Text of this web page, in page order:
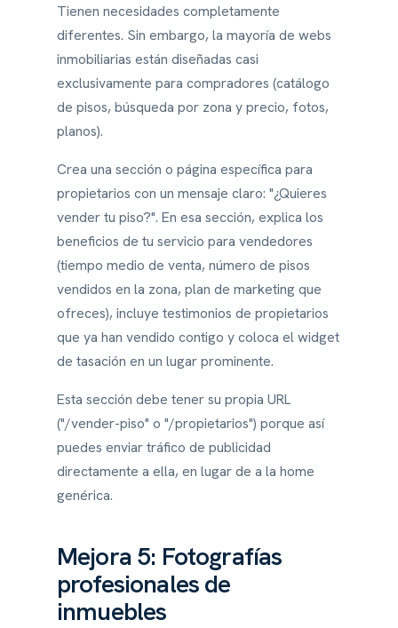
Tienen necesidades completamente
diferentes. Sin embargo, la mayoría de webs
inmobiliarias están diseñadas casi
exclusivamente para compradores (catálogo
de pisos, búsqueda por zona y precio, fotos,
planos).
Crea una sección o página específica para
propietarios con un mensaje claro: "¿Quieres
vender tu piso?". En esa sección, explica los
beneficios de tu servicio para vendedores
(tiempo medio de venta, número de pisos
vendidos en la zona, plan de marketing que
ofreces), incluye testimonios de propietarios
que ya han vendido contigo y coloca el widget
de tasación en un lugar prominente.
Esta sección debe tener su propia URL
("/vender-piso" o "/propietarios") porque así
puedes enviar tráfico de publicidad
directamente a ella, en lugar de a la home
genérica.
Mejora 5: Fotografías
profesionales de
inmuebles